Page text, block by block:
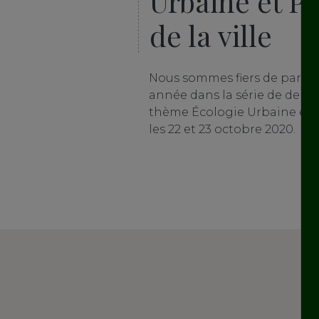
de la ville
Nous sommes fiers de
année dans la série de
thème Écologie Urbaine et
les 22 et 23 octobre 2020.